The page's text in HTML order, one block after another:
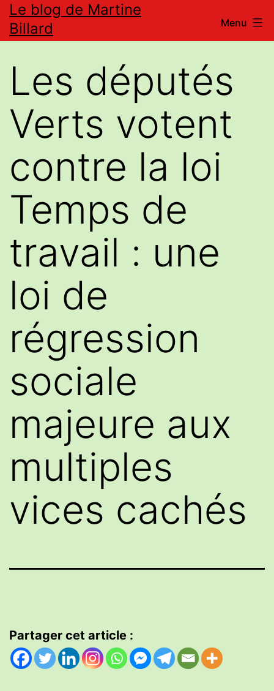
Aller
au
Le blog de Martine
Billard
Menu
Les députés
Verts votent
contre la loi
Temps de
travail : une
loi de
régression
sociale
majeure aux
multiples
vices cachés
Partager cet article :